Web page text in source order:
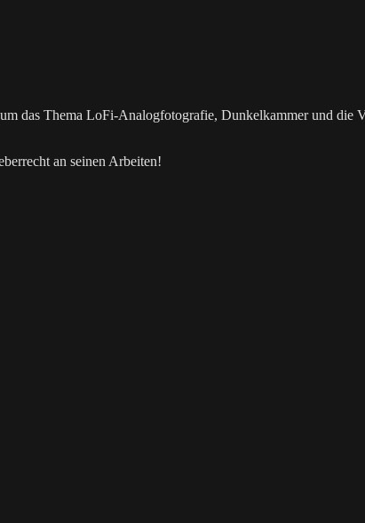
das Thema LoFi-Analogfotografie, Dunkelkammer und die
an seinen Arbeiten!